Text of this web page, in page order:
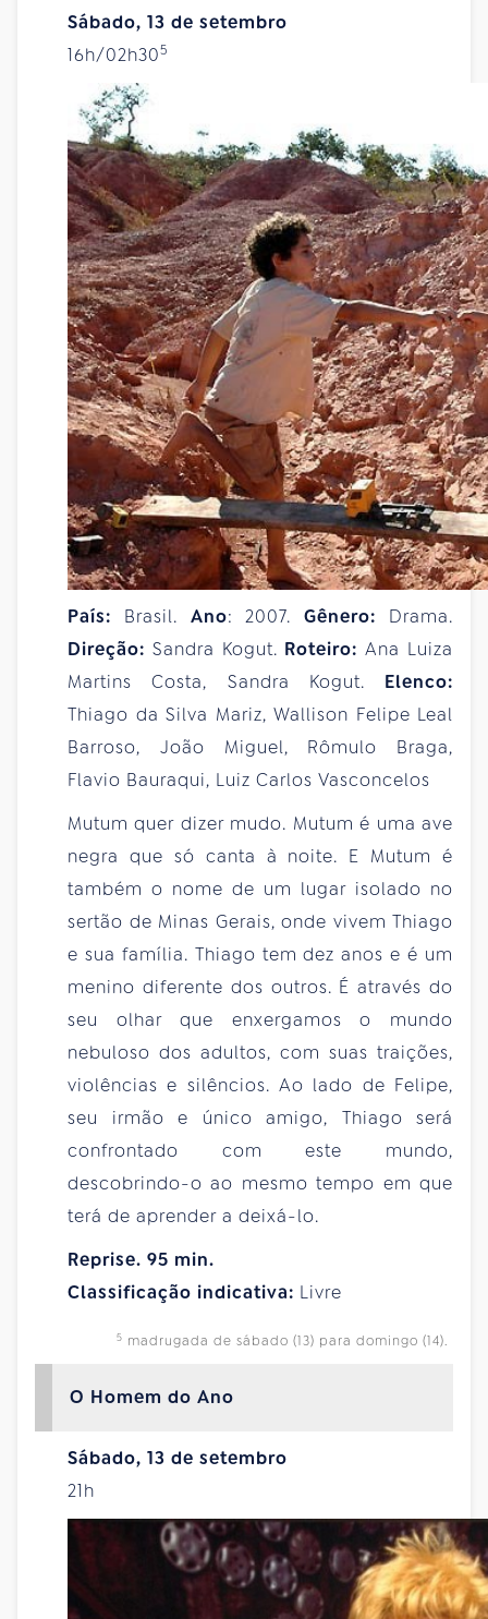
Sábado, 13 de setembro
16h/02h305
País: Brasil. Ano: 2007.Gênero: Drama.
Direção: Sandra Kogut. Roteiro: Ana Luiza
Martins Costa, Sandra Kogut. Elenco:
Thiago da Silva Mariz, Wallison Felipe Leal
Barroso, João Miguel, Rômulo Braga,
Flavio Bauraqui, Luiz Carlos Vasconcelos
Mutum quer dizer mudo. Mutum é uma ave
negra que só canta à noite. E Mutum é
também o nome de um lugar isolado no
sertão de Minas Gerais, onde vivem Thiago
e sua família. Thiago tem dez anos e é um
menino diferente dos outros. É através do
seu olhar que enxergamos o mundo
nebuloso dos adultos, com suas traições,
violências e silêncios. Ao lado de Felipe,
seu irmão e único amigo, Thiago será
confrontado com este mundo,
descobrindo-o ao mesmo tempo em que
terá de aprender a deixá-lo.
Reprise. 95 min.
Classificação indicativa: Livre
5 madrugada de sábado (13) para domingo (14).
O Homem do Ano
Sábado, 13 de setembro
21h